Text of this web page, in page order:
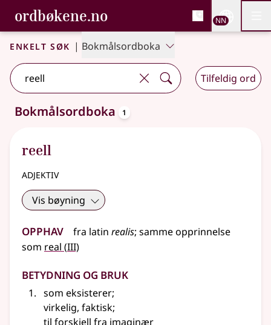
Gå til hovudinnhald
Tilgjenge
ordbøkene.no, Bokmålsordboka og
Bokmålsordboka og Nynorskordboka
NN
Enkelt søk | Bokmålsordboka
Tilfeldig ord
Eitt treff.Ytterlegare søkjeforslag tilgjengelege
Bokmålsordboka 1
reell
adjektiv
Vis bøyning
Opphav fra latin realis; samme opprinnelse
som real (3
III)
Betydning og bruk
som eksisterer;
virkelig, faktisk;
til forskjell fra imaginær